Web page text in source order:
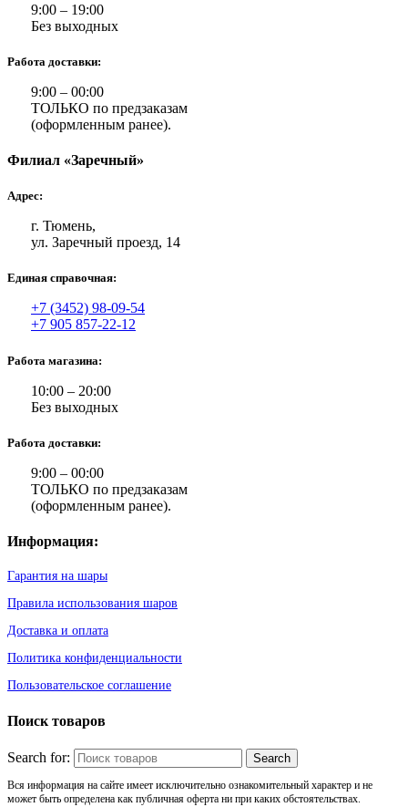
9:00 – 19:00
Без выходных
Работа доставки:
9:00 – 00:00
ТОЛЬКО по предзаказам
(оформленным ранее).
Филиал «Заречный»
Адрес:
г. Тюмень,
ул. Заречный проезд, 14
Единая справочная:
+7 (3452) 98-09-54
+7 905 857-22-12
Работа магазина:
10:00 – 20:00
Без выходных
Работа доставки:
9:00 – 00:00
ТОЛЬКО по предзаказам
(оформленным ранее).
Информация:
Гарантия на шары
Правила использования шаров
Доставка и оплата
Политика конфиденциальности
Пользовательское соглашение
Поиск товаров
Search for:
Вся информация на сайте имеет исключительно ознакомительный характер и не
может быть определена как публичная оферта ни при каких обстоятельствах.